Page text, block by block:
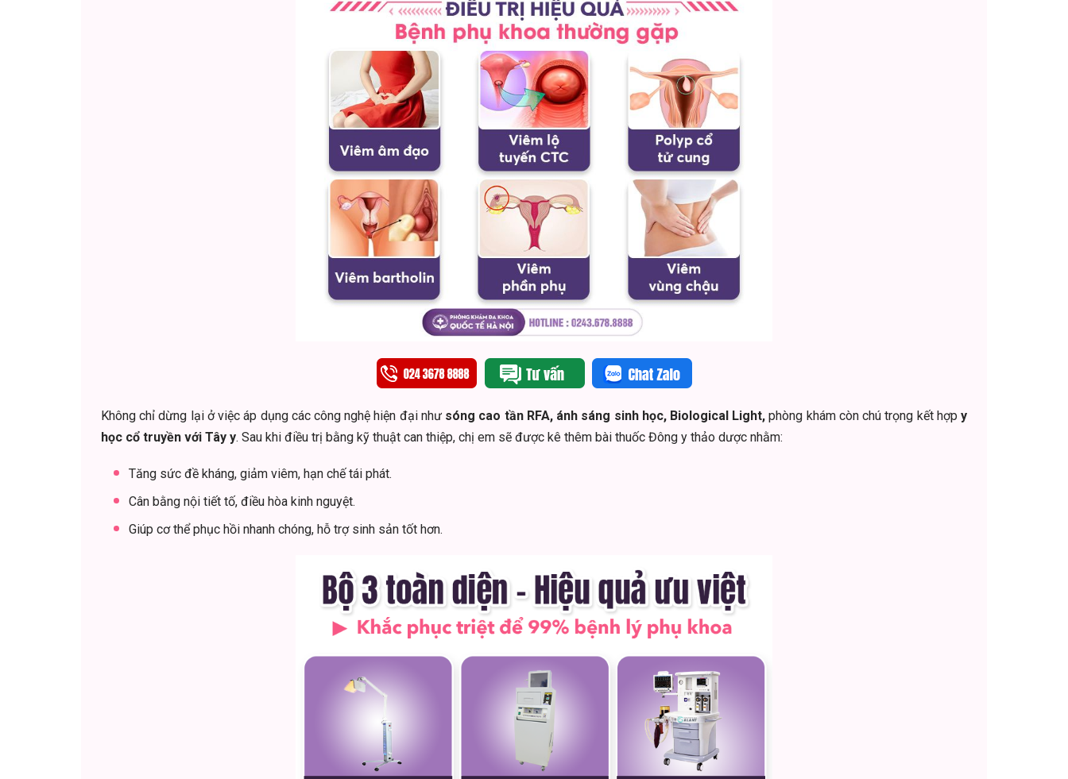
Không chỉ dừng lại ở việc áp dụng các công nghệ hiện đại như sóng cao tần RFA, ánh sáng sinh học, Biological Light, phòng khám còn chú trọng kết hợpy
học cổ truyền với Tây y. Sau khi điều trị bằng kỹ thuật can thiệp, chị em sẽ được kê thêm bài thuốc Đông y thảo dược nhằm:
Tăng sức đề kháng, giảm viêm, hạn chế tái phát.
Cân bằng nội tiết tố, điều hòa kinh nguyệt.
Giúp cơ thể phục hồi nhanh chóng, hỗ trợ sinh sản tốt hơn.